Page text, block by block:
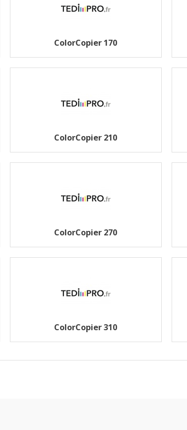
ColorCopier 170
ColorCopier 210
ColorCopier 270
ColorCopier 310